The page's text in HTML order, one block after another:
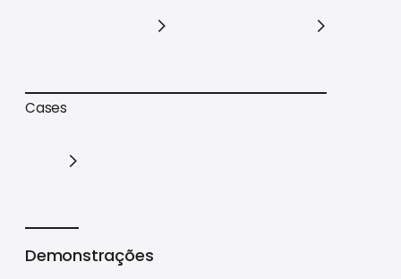
Trilhas de conteúdo
Cases
Demonstrações